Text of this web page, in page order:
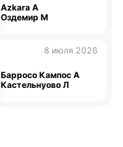
Azkara А
Оздемир М
8 июля 2026
Барросо Кампос А
Кастельнуово Л